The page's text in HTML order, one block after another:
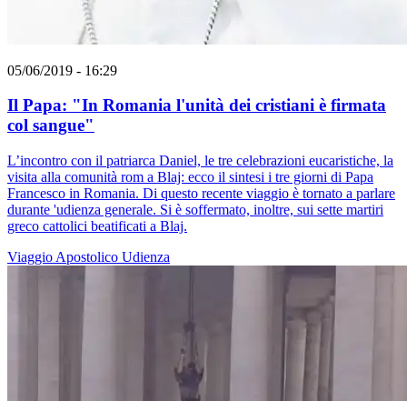
05/06/2019 - 16:29
Il Papa: "In Romania l'unità dei cristiani è firmata
col sangue"
L’incontro con il patriarca Daniel, le tre celebrazioni eucaristiche, la
visita alla comunità rom a Blaj: ecco il sintesi i tre giorni di Papa
Francesco in Romania. Di questo recente viaggio è tornato a parlare
durante 'udienza generale. Si è soffermato, inoltre, sui sette martiri
greco cattolici beatificati a Blaj.
Viaggio Apostolico Udienza